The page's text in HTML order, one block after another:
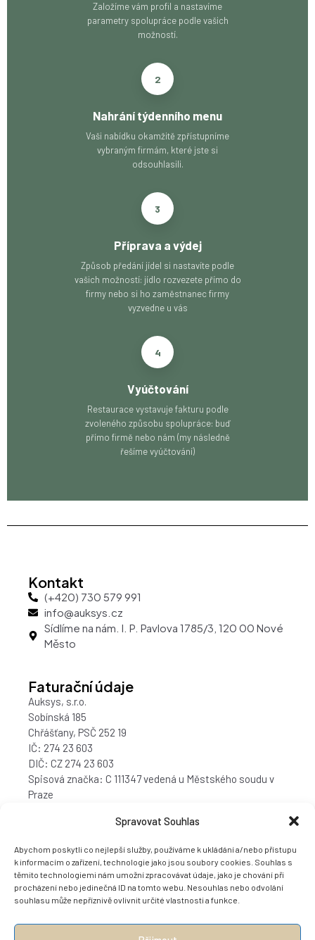
Spravovat Souhlas
Abychom poskytli co nejlepší služby, používáme k ukládání a/nebo přístupu
k informacím o zařízení, technologie jako jsou soubory cookies. Souhlas s
těmito technologiemi nám umožní zpracovávat údaje, jako je chování při
procházení nebo jedinečná ID na tomto webu. Nesouhlas nebo odvolání
souhlasu může nepříznivě ovlivnit určité vlastnosti a funkce.
Založíme vám profil a nastavíme
parametry spolupráce podle vašich
možností.
2
Nahrání týdenního menu
Vaši nabídku okamžitě zpřístupníme
vybraným firmám, které jste si
odsouhlasili.
3
Příprava a výdej
Způsob předání jídel si nastavíte podle
vašich možností: jídlo rozvezete přímo do
firmy nebo si ho zaměstnanec firmy
vyzvedne u vás
4
Vyúčtování
Restaurace vystavuje fakturu podle
zvoleného způsobu spolupráce: buď
přímo firmě nebo nám (my následně
řešíme vyúčtování)
Kontakt
(+420) 730 579 991
info@auksys.cz
Sídlíme na nám. I. P. Pavlova 1785/3, 120 00 Nové
Město
Faturační údaje
Auksys, s.r.o.
Sobínská 185
Chřášťany, PSČ 252 19
IČ: 274 23 603
DIČ: CZ 274 23 603
Spisová značka: C 111347 vedená u Městského soudu v
Praze